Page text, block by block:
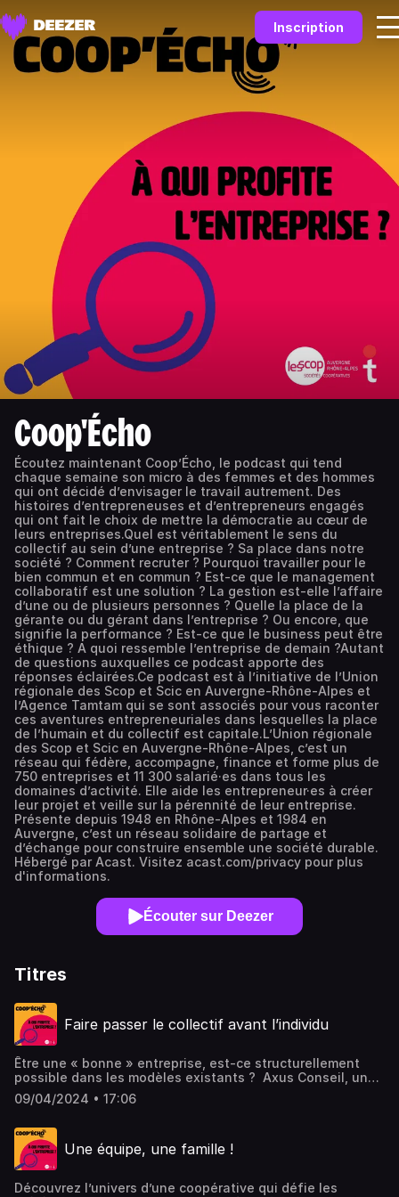
Inscription
Coop'Écho
Écoutez maintenant Coop’Écho, le podcast qui tend
chaque semaine son micro à des femmes et des hommes
qui ont décidé d’envisager le travail autrement. Des
histoires d’entrepreneuses et d’entrepreneurs engagés
qui ont fait le choix de mettre la démocratie au cœur de
leurs entreprises.Quel est véritablement le sens du
collectif au sein d’une entreprise ? Sa place dans notre
société ? Comment recruter ? Pourquoi travailler pour le
bien commun et en commun ? Est-ce que le management
collaboratif est une solution ? La gestion est-elle l’affaire
d’une ou de plusieurs personnes ? Quelle la place de la
gérante ou du gérant dans l’entreprise ? Ou encore, que
signifie la performance ? Est-ce que le business peut être
éthique ? A quoi ressemble l’entreprise de demain ?Autant
de questions auxquelles ce podcast apporte des
réponses éclairées.Ce podcast est à l’initiative de l’Union
régionale des Scop et Scic en Auvergne-Rhône-Alpes et
l’Agence Tamtam qui se sont associés pour vous raconter
ces aventures entrepreneuriales dans lesquelles la place
de l’humain et du collectif est capitale.L’Union régionale
des Scop et Scic en Auvergne-Rhône-Alpes, c’est un
réseau qui fédère, accompagne, finance et forme plus de
750 entreprises et 11 300 salarié·es dans tous les
domaines d’activité. Elle aide les entrepreneur·es à créer
leur projet et veille sur la pérennité de leur entreprise.
Présente depuis 1948 en Rhône-Alpes et 1984 en
Auvergne, c’est un réseau solidaire de partage et
d’échange pour construire ensemble une société durable.
Hébergé par Acast. Visitez acast.com/privacy pour plus
d'informations.
Écouter sur Deezer
Titres
Faire passer le collectif avant l’individu
Être une « bonne » entreprise, est-ce structurellement
possible dans les modèles existants ? Axus Conseil, un
cabinet qui accompagne les entreprises à améliorer leurs
systèmes d'informations, a radicalement transformé son
qui permettent de rendre le travail plus juste.Il a été créé
en 2008 par quatre associés sur un modèle d'entreprise
tout à fait traditionnel. Mais en 2017, au départ en retraite
maintenir une structure hiérarchique classique, ou opter
09/04/2024 • 17:06
Une équipe, une famille !
Découvrez l’univers d’une coopérative qui défie les